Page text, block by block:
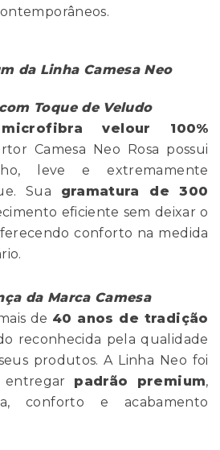
da Linha Camesa Neo
Toque de Veludo
microfibra velour 100%
Camesa Neo Rosa possui
leve e extremamente
Sua gramatura de 300
eficiente sem deixar o
conforto na medida
da Marca Camesa
de 40 anos de tradição
reconhecida pela qualidade
produtos. A Linha Neo foi
entregar padrão premium,
conforto e acabamento